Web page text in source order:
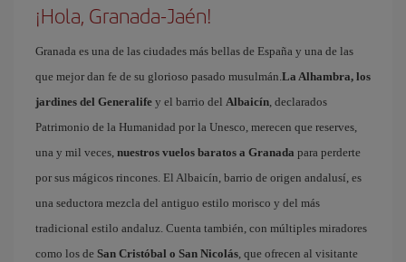
¡Hola, Granada-Jaén!
Granada es una de las ciudades más bellas de España y una de las
que mejor dan fe de su glorioso pasado musulmán.La Alhambra, los
jardines del Generalife y el barrio del Albaicín, declarados
Patrimonio de la Humanidad por la Unesco, merecen que reserves,
una y mil veces, nuestros vuelos baratos a Granada para perderte
por sus mágicos rincones. El Albaicín, barrio de origen andalusí, es
una seductora mezcla del antiguo estilo morisco y del más
tradicional estilo andaluz. Cuenta también, con múltiples miradores
como los de San Cristóbal o San Nicolás, que ofrecen al visitante